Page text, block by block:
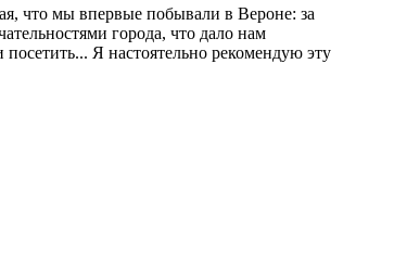
что мы впервые побывали в Вероне: за
города, что дало нам
Я настоятельно рекомендую эту